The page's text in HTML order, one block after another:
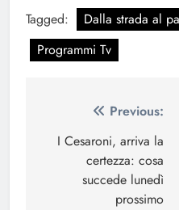
Tagged: Dalla strada al
Programmi Tv
Navigazione
articoli
Previous:
I Cesaroni, arriva la
certezza: cosa
succede lunedì
prossimo